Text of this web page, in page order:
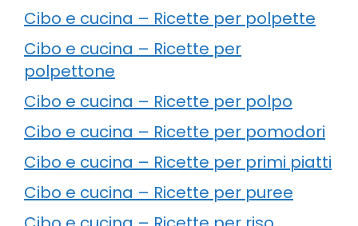
Cibo e cucina – Ricette per polpette
Cibo e cucina – Ricette per
polpettone
Cibo e cucina – Ricette per polpo
Cibo e cucina – Ricette per pomodori
Cibo e cucina – Ricette per primi piatti
Cibo e cucina – Ricette per puree